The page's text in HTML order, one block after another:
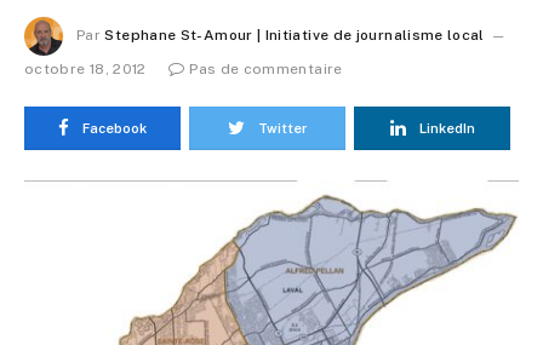
Par Stephane St-Amour | Initiative de journalisme local
octobre 18, 2012
Pas de commentaire
Facebook Twitter LinkedIn